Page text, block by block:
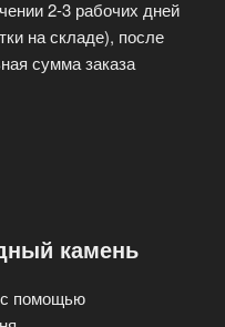
2-3 рабочих дней
на складе), после
сумма заказа
камень
с помощью